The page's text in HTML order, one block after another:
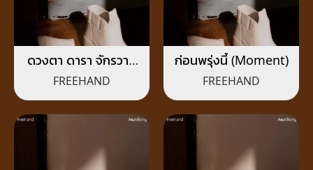
ดวงตา ดารา จักรวาล
(Magic Eye)
FREEHAND
ก่อนพรุ่งนี้ (Moment)
FREEHAND